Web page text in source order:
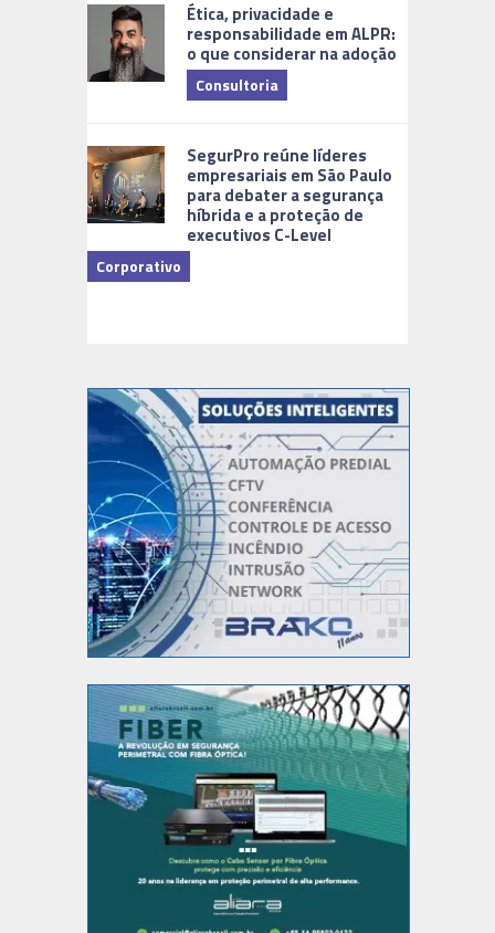
Ética, privacidade e
responsabilidade em ALPR:
o que considerar na adoção
Consultoria
SegurPro reúne líderes
empresariais em São Paulo
para debater a segurança
híbrida e a proteção de
executivos C-Level
Corporativo